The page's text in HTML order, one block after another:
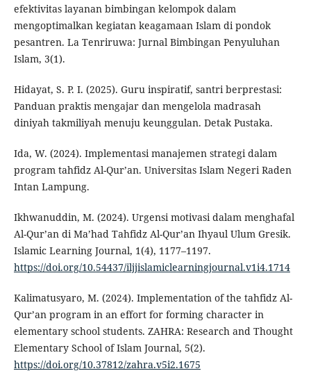
efektivitas layanan bimbingan kelompok dalam
mengoptimalkan kegiatan keagamaan Islam di pondok
pesantren. La Tenriruwa: Jurnal Bimbingan Penyuluhan
Islam, 3(1).
Hidayat, S. P. I. (2025). Guru inspiratif, santri berprestasi:
Panduan praktis mengajar dan mengelola madrasah
diniyah takmiliyah menuju keunggulan. Detak Pustaka.
Ida, W. (2024). Implementasi manajemen strategi dalam
program tahfidz Al-Qur’an. Universitas Islam Negeri Raden
Intan Lampung.
Ikhwanuddin, M. (2024). Urgensi motivasi dalam menghafal
Al-Qur’an di Ma’had Tahfidz Al-Qur’an Ihyaul Ulum Gresik.
Islamic Learning Journal, 1(4), 1177–1197.
https://doi.org/10.54437/iljjislamiclearningjournal.v1i4.1714
Kalimatusyaro, M. (2024). Implementation of the tahfidz Al-
Qur’an program in an effort for forming character in
elementary school students. ZAHRA: Research and Thought
Elementary School of Islam Journal, 5(2).
https://doi.org/10.37812/zahra.v5i2.1675